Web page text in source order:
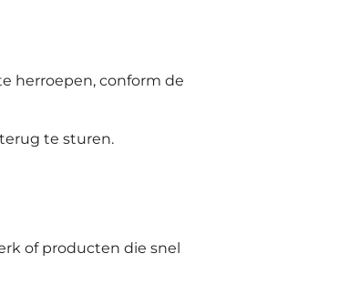
herroepen, conform de
te sturen.
of producten die snel